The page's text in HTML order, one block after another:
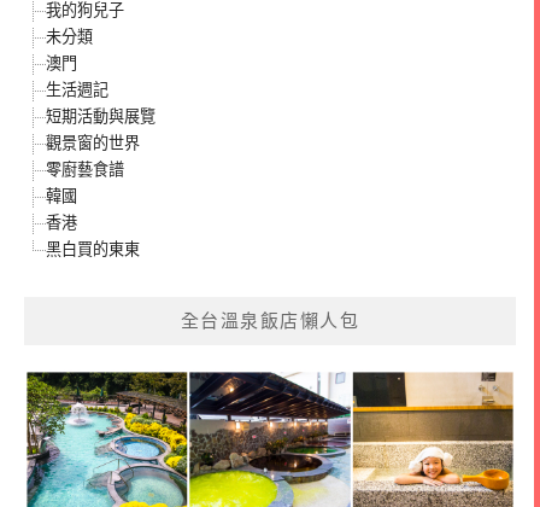
我的狗兒子
未分類
澳門
生活週記
短期活動與展覽
觀景窗的世界
零廚藝食譜
韓國
香港
黑白買的東東
全台溫泉飯店懶人包